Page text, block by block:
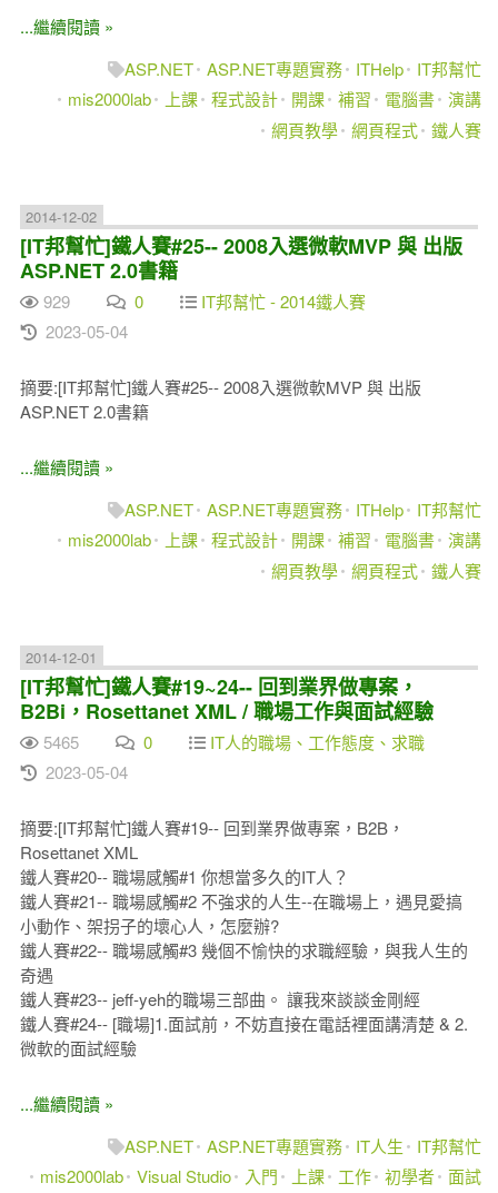
...繼續閱讀 »
ASP.NET ASP.NET專題實務 ITHelp
IT邦幫忙
mis2000lab
上課 程式設計 開課 補習 電腦書 演講
網頁教學 網頁程式 鐵人賽
2014-12-02
[IT邦幫忙]鐵人賽#25-- 2008入選微軟MVP 與 出版
ASP.NET 2.0書籍
929 0
IT邦幫忙 - 2014鐵人賽
2023-05-04
摘要:[IT邦幫忙]鐵人賽#25-- 2008入選微軟MVP 與 出版
ASP.NET 2.0書籍
...繼續閱讀 »
ASP.NET ASP.NET專題實務 ITHelp
IT邦幫忙
mis2000lab
上課 程式設計 開課 補習 電腦書 演講
網頁教學 網頁程式 鐵人賽
2014-12-01
[IT邦幫忙]鐵人賽#19~24-- 回到業界做專案，
B2Bi，Rosettanet XML / 職場工作與面試經驗
5465 0
IT人的職場、工作態度、求職
2023-05-04
摘要:[IT邦幫忙]鐵人賽#19-- 回到業界做專案，B2B，
Rosettanet XML
鐵人賽#20-- 職場感觸#1 你想當多久的IT人？
鐵人賽#21-- 職場感觸#2 不強求的人生--在職場上，遇見愛搞
小動作、架拐子的壞心人，怎麼辦?
鐵人賽#22-- 職場感觸#3 幾個不愉快的求職經驗，與我人生的
奇遇
鐵人賽#23-- jeff-yeh的職場三部曲。 讓我來談談金剛經
鐵人賽#24-- [職場]1.面試前，不妨直接在電話裡面講清楚 & 2.
微軟的面試經驗
...繼續閱讀 »
ASP.NET ASP.NET專題實務 IT人生
IT邦幫忙
mis2000lab Visual Studio 入門 上課 工作 初學者 面試